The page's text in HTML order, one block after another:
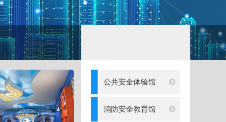
公共安全体验馆
消防安全教育馆